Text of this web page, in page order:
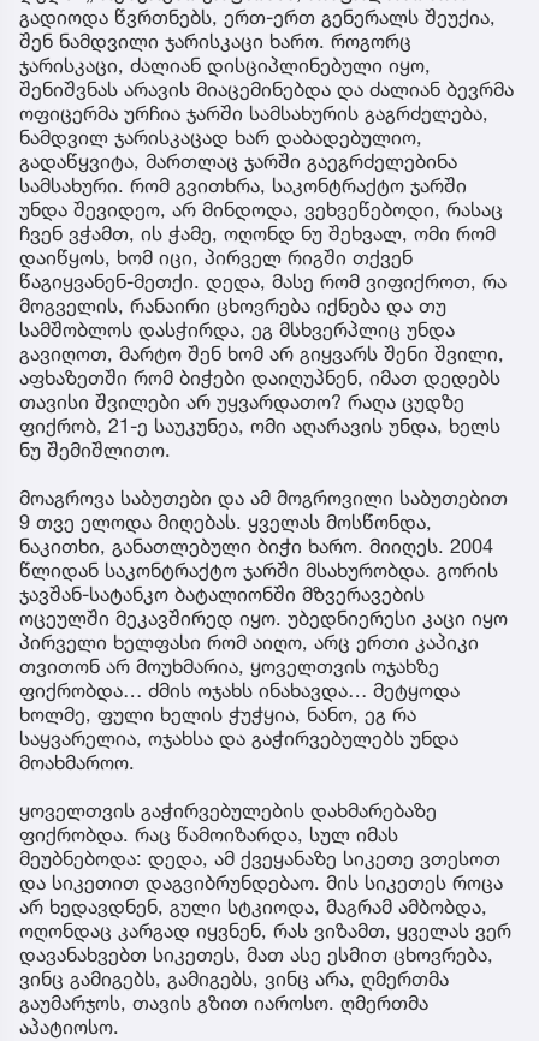
გადიოდა წვრთნებს, ერთ-ერთ გენერალს შეუქია,
შენ ნამდვილი ჯარისკაცი ხარო. როგორც
ჯარისკაცი, ძალიან დისციპლინებული იყო,
შენიშვნას არავის მიაცემინებდა და ძალიან ბევრმა
ოფიცერმა ურჩია ჯარში სამსახურის გაგრძელება,
ნამდვილ ჯარისკაცად ხარ დაბადებულიო,
გადაწყვიტა, მართლაც ჯარში გაეგრძელებინა
სამსახური. რომ გვითხრა, საკონტრაქტო ჯარში
უნდა შევიდეო, არ მინდოდა, ვეხვეწებოდი, რასაც
ჩვენ ვჭამთ, ის ჭამე, ოღონდ ნუ შეხვალ, ომი რომ
დაიწყოს, ხომ იცი, პირველ რიგში თქვენ
წაგიყვანენ-მეთქი. დედა, მასე რომ ვიფიქროთ, რა
მოგველის, რანაირი ცხოვრება იქნება და თუ
სამშობლოს დასჭირდა, ეგ მსხვერპლიც უნდა
გავიღოთ, მარტო შენ ხომ არ გიყვარს შენი შვილი,
აფხაზეთში რომ ბიჭები დაიღუპნენ, იმათ დედებს
თავისი შვილები არ უყვარდათო? რაღა ცუდზე
ფიქრობ, 21-ე საუკუნეა, ომი აღარავის უნდა, ხელს
ნუ შემიშლითო.
მოაგროვა საბუთები და ამ მოგროვილი საბუთებით
9 თვე ელოდა მიღებას. ყველას მოსწონდა,
ნაკითხი, განათლებული ბიჭი ხარო. მიიღეს. 2004
წლიდან საკონტრაქტო ჯარში მსახურობდა. გორის
ჯავშან-სატანკო ბატალიონში მზვერავების
ოცეულში მეკავშირედ იყო. უბედნიერესი კაცი იყო
პირველი ხელფასი რომ აიღო, არც ერთი კაპიკი
თვითონ არ მოუხმარია, ყოველთვის ოჯახზე
ფიქრობდა… ძმის ოჯახს ინახავდა… მეტყოდა
ხოლმე, ფული ხელის ჭუჭყია, ნანო, ეგ რა
საყვარელია, ოჯახსა და გაჭირვებულებს უნდა
მოახმაროო.
ყოველთვის გაჭირვებულების დახმარებაზე
ფიქრობდა. რაც წამოიზარდა, სულ იმას
მეუბნებოდა: დედა, ამ ქვეყანაზე სიკეთე ვთესოთ
და სიკეთით დაგვიბრუნდებაო. მის სიკეთეს როცა
არ ხედავდნენ, გული სტკიოდა, მაგრამ ამბობდა,
ოღონდაც კარგად იყვნენ, რას ვიზამთ, ყველას ვერ
დავანახვებთ სიკეთეს, მათ ასე ესმით ცხოვრება,
ვინც გამიგებს, გამიგებს, ვინც არა, ღმერთმა
გაუმარჯოს, თავის გზით იაროსო. ღმერთმა
აპატიოსო.